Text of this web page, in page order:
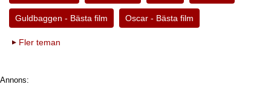
Guldbaggen - Bästa film Oscar - Bästa film
Fler teman
Annons: